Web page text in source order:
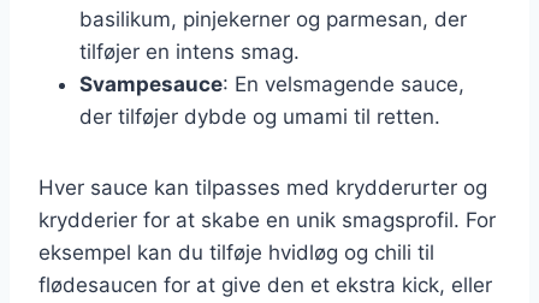
basilikum, pinjekerner og parmesan, der
tilføjer en intens smag.
Svampesauce: En velsmagende sauce,
der tilføjer dybde og umami til retten.
Hver sauce kan tilpasses med krydderurter og
krydderier for at skabe en unik smagsprofil. For
eksempel kan du tilføje hvidløg og chili til
flødesaucen for at give den et ekstra kick, eller